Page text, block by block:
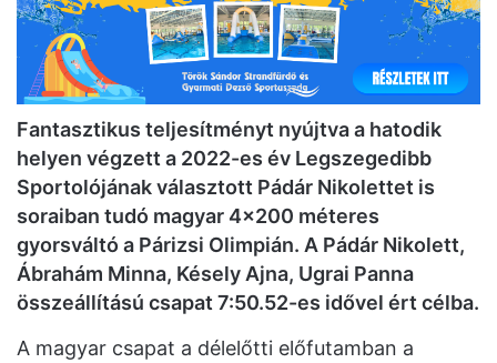
Fantasztikus teljesítményt nyújtva a hatodik
helyen végzett a 2022-es év Legszegedibb
Sportolójának választott Pádár Nikolettet is
soraiban tudó magyar 4×200 méteres
gyorsváltó a Párizsi Olimpián. A Pádár Nikolett,
Ábrahám Minna, Késely Ajna, Ugrai Panna
összeállítású csapat 7:50.52-es idővel ért célba.
A magyar csapat a délelőtti előfutamban a